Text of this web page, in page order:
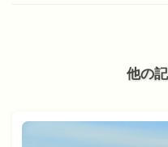
他の